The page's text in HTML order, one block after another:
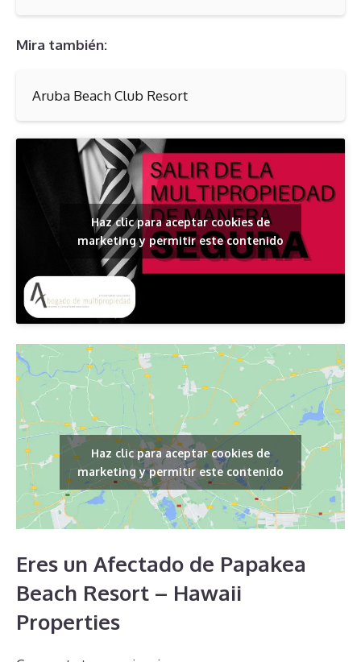
Mira también:
Aruba Beach Club Resort
Haz clic para aceptar cookies de
marketing y permitir este contenido
Haz clic para aceptar cookies de
marketing y permitir este contenido
Eres un Afectado de Papakea
Beach Resort – Hawaii
Properties